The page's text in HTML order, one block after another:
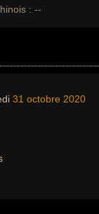
: --
31 octobre 2020